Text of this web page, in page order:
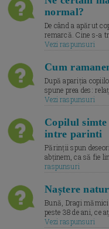
normal?
De când a apărut
remarcă. Cine s-a
Vezi raspunsuri
Cum
După apariția
spune prea des:
Vezi raspunsuri
Copilul
intre parinti
Părinții spun
abținem, ca să fie
raspunsuri
Naștere
Bună, Dragi
peste 38 de ani, ce
Vezi raspunsuri